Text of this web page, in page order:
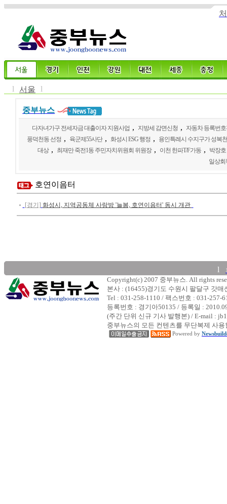
l 서울 l
중부뉴스
다자녀가구 전세자금 대출이자 지원사업 , 지방세 감면신청 ,
자동차 등록번
풍덕천동 선정 , 육군제55사단 , 화성시 ESG 행정 ,
용인특례시 수지구가 성복
대상 , 최재만 죽전1동 주민자치위원회 위원장 , 이천 한파T/F가동 ,
박장
일상회
호연이음터
[경기] 화성시, 지역공동체 사랑방 '늘봄, 호연이음터' 동시 개관
l
Copyright(c) 2007 중부뉴스. All rights
본사 : (16455)경기도 수원시 팔달구 갓
Tel : 031-258-1110 / 팩스번호 : 031-257-
등록번호 : 경기아50135 / 등록일 :
(주간 단위 신규 기사 발행본) / E-mail :
중부뉴스의 모든 컨텐츠를 무단복제 사
Powered by